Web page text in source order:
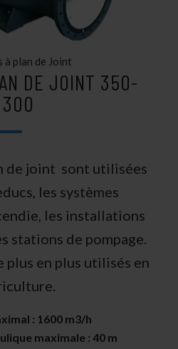
à plan de Joint
DE JOINT 350-
300
de joint sont utilisées
les systèmes
les installations
stations de pompage.
plus en plus utilisés en
: 1600 m3/h
maximale : 40 m